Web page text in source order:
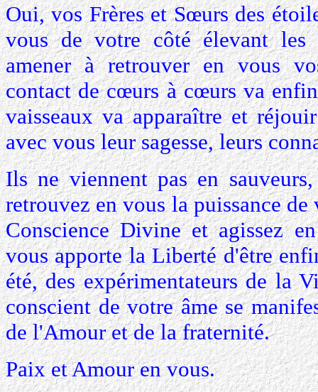
Oui, vos Frères et Sœurs des
vous de votre côté élevant
amener à retrouver en vous
contact de cœurs à cœurs va
vaisseaux va apparaître et
avec vous leur sagesse, leurs
Ils ne viennent pas en
retrouvez en vous la puissance
Conscience Divine et agissez
vous apporte la Liberté d'être
été, des expérimentateurs de la
conscient de votre âme se
de l'Amour et de la fraternité.
Paix et Amour en vous.